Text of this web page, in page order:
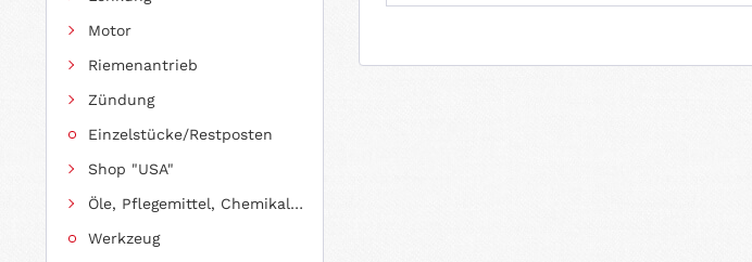
Motor
Riemenantrieb
Zündung
Einzelstücke/Restposten
Shop "USA"
Öle, Pflegemittel, Chemikalien und Additive
Werkzeug